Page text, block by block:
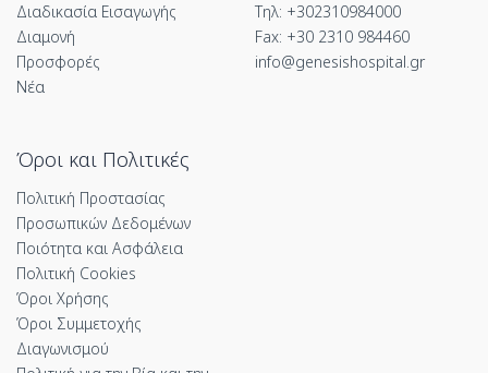
Διαδικασία Εισαγωγής
Διαμονή
Προσφορές
Νέα
Τηλ: +302310984000
Fax: +30 2310 984460
info@genesishospital.gr
Όροι και Πολιτικές
Πολιτική Προστασίας
Προσωπικών Δεδομένων
Ποιότητα και Ασφάλεια
Πολιτική Cookies
Όροι Χρήσης
Όροι Συμμετοχής
Διαγωνισμού